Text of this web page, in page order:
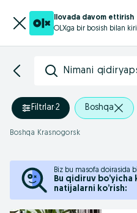
Ilovada davom ettirish
OLXga bir bosish bilan
Nimani
Filtrlar·2 Boshqa
Boshqa Krasnogorsk
Biz bu masofa doirasida
Bu qidiruv
natijalarni ko’rish: